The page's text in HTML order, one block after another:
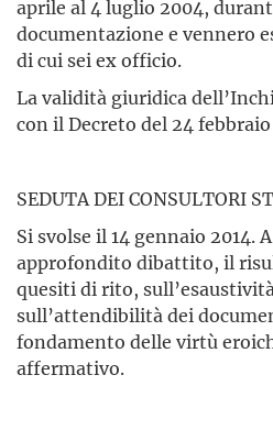
aprile al 4 luglio 2004,
documentazione e vennero
di cui sei ex officio.
La validità giuridica
con il Decreto del 24
SEDUTA DEI CONSULTORI
Si svolse il 14 gennaio 2014.
approfondito dibattito, il
quesiti di rito,
sull’attendibilità dei
fondamento delle virtù
affermativo.